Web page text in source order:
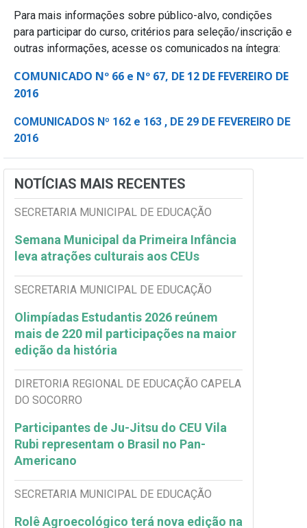
Para mais informações sobre público-alvo, condições
para participar do curso, critérios para seleção/inscrição e
outras informações, acesse os comunicados na íntegra:
COMUNICADO Nº 66 e Nº 67, DE 12 DE FEVEREIRO DE
2016
COMUNICADOS Nº 162 e 163 , DE 29 DE FEVEREIRO DE
2016
NOTÍCIAS MAIS RECENTES
SECRETARIA MUNICIPAL DE EDUCAÇÃO
Semana Municipal da Primeira Infância
leva atrações culturais aos CEUs
SECRETARIA MUNICIPAL DE EDUCAÇÃO
Olimpíadas Estudantis 2026 reúnem
mais de 220 mil participações na maior
edição da história
DIRETORIA REGIONAL DE EDUCAÇÃO CAPELA
DO SOCORRO
Participantes de Ju-Jitsu do CEU Vila
Rubi representam o Brasil no Pan-
Americano
SECRETARIA MUNICIPAL DE EDUCAÇÃO
Rolê Agroecológico terá nova edição na